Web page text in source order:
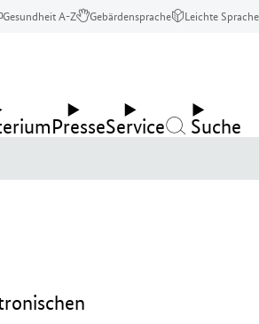
Gesundheit A-Z Gebärdensprache Leichte Sprache
PresseService Suche